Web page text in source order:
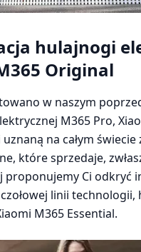
hulajnogi
Original
w naszym
M365 Pro,
na całym
które sprzedaje,
proponujemy Ci odkryć
linii technologii,
M365 Essential.